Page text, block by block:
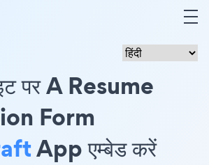
पर A Resume
Form
App एम्बेड करें